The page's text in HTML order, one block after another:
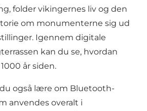
folder vikingernes liv og den
om monumenterne sig ud
Igennem digitale
kan du se, hvordan
år siden.
også lære om Bluetooth-
anvendes overalt i